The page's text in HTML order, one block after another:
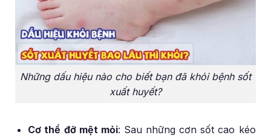
Những dấu hiệu nào cho biết bạn đã khỏi bệnh sốt
xuất huyết?
Cơ thể đỡ mệt mỏi: Sau những cơn sốt cao kéo